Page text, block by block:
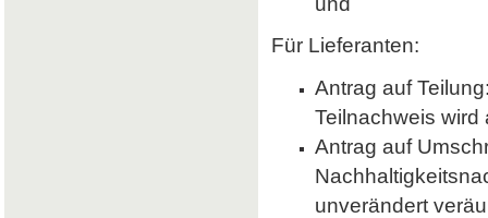
Für Lieferanten:
Antrag auf
Teilnachweis wird
Antrag auf
unverändert